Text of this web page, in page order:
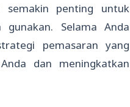
penting untuk
Selama Anda
pemasaran yang
dan meningkatkan